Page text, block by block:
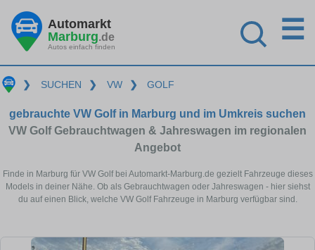
Automarkt
Marburg.de
Autos einfach finden
☰
❯ SUCHEN ❯ VW ❯ GOLF
gebrauchte VW Golf in Marburg und im Umkreis suchen
VW Golf Gebrauchtwagen & Jahreswagen im regionalen
Angebot
Finde in Marburg für VW Golf bei Automarkt-Marburg.de gezielt Fahrzeuge dieses
Models in deiner Nähe. Ob als Gebrauchtwagen oder Jahreswagen - hier siehst
du auf einen Blick, welche VW Golf Fahrzeuge in Marburg verfügbar sind.